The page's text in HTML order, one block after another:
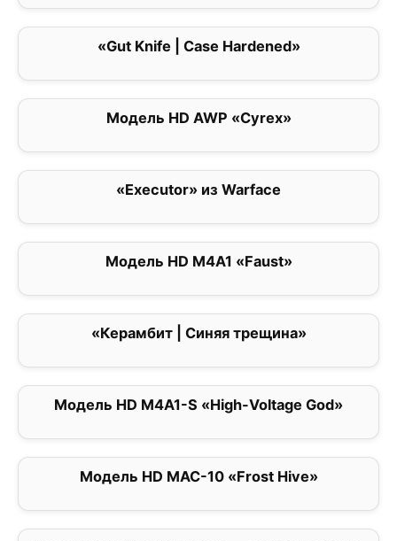
«Gut Knife | Case Hardened»
Модель HD AWP «Cyrex»
«Executor» из Warface
Модель HD M4A1 «Faust»
«Керамбит | Синяя трещина»
Модель HD M4A1-S «High-Voltage God»
Модель HD MAC-10 «Frost Hive»